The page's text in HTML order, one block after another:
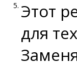
Этот
для